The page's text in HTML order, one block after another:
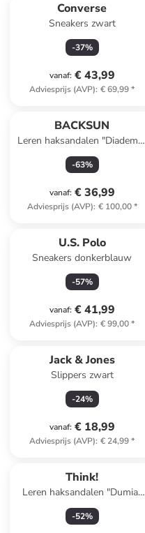
Converse
Sneakers zwart
-37%
vanaf: € 43,99
Adviesprijs (AVP): € 69,99*
BACKSUN
Leren haksandalen "Diadema"
zwart
-63%
vanaf: € 36,99
Adviesprijs (AVP): € 100,00*
U.S. Polo
Sneakers donkerblauw
-57%
vanaf: € 41,99
Adviesprijs (AVP): € 99,00*
Jack & Jones
Slippers zwart
-24%
vanaf: € 18,99
Adviesprijs (AVP): € 24,99*
Think!
Leren haksandalen "Dumia"
beige/groen
-52%